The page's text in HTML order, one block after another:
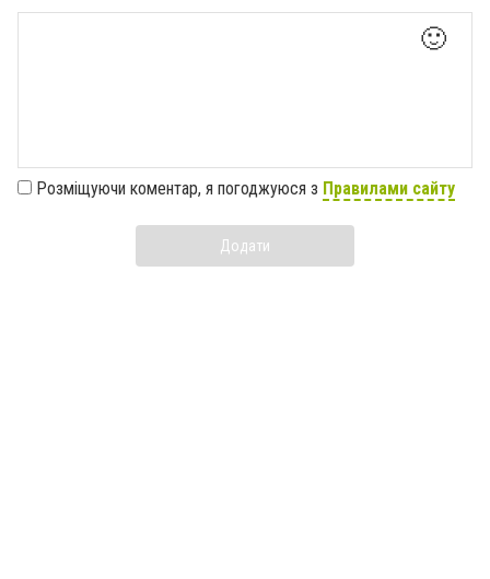
🙂
Розміщуючи коментар, я погоджуюся з Правилами сайту
Додати